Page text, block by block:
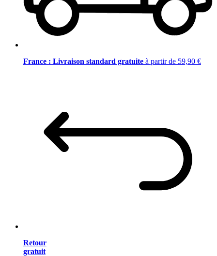
France : Livraison standard gratuite à partir de 59,90 €
Retour
gratuit